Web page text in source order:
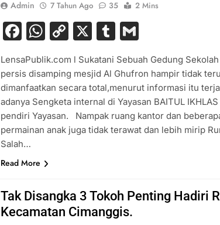
Admin 7 Tahun Ago 35 2 Mins
Facebook
WhatsApp
Copy
X Tumblr
LensaPublik.com l Sukatani Sebuah Gedung
persis disamping mesjid Al Ghufron hampir tidak
dimanfaatkan secara total,menurut informasi itu
adanya Sengketa internal di Yayasan BAITUL
pendiri Yayasan. Nampak ruang kantor dan
permainan anak juga tidak terawat dan lebih mirip
Salah…
Read More
Tak Disangka 3 Tokoh Penting Hadiri
Kecamatan Cimanggis.